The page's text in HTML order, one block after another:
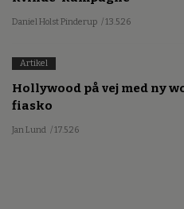
Daniel Holst Pinderup / 13.5.26
Artikel
Hollywood på vej med ny
fiasko
Jan Lund / 17.5.26